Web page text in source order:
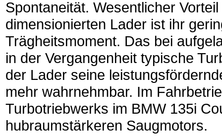
Spontaneität. Wesentlicher
dimensionierten Lader ist ihr
Trägheitsmoment. Das bei
in der Vergangenheit typische
der Lader seine
mehr wahrnehmbar. Im
Turbotriebwerks im BMW 135i
hubraumstärkeren Saugmotors.